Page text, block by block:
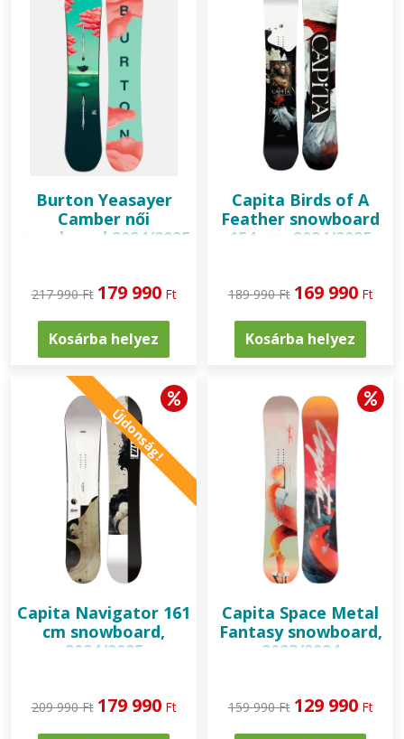
Burton Yeasayer
Camber női
snowboard 2024/2025
217 990 Ft 179 990 Ft
Kosárba helyez
Capita Birds of A
Feather snowboard
154 cm, 2024/2025
189 990 Ft 169 990 Ft
Kosárba helyez
Újdonság!
Capita Navigator 161
cm snowboard,
2024/2025
209 990 Ft 179 990 Ft
Capita Space Metal
Fantasy snowboard,
2023/2024
159 990 Ft 129 990 Ft